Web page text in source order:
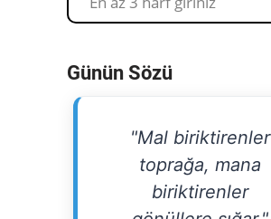
Günün Sözü
"Mal biriktirenler
toprağa, mana
biriktirenler